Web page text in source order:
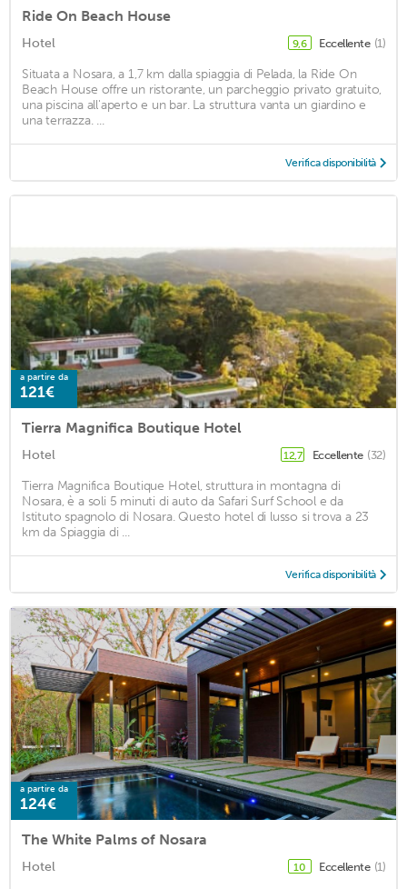
Ride On Beach House
Hotel 9,6 Eccellente (1)
Situata a Nosara, a 1,7 km dalla spiaggia di Pelada, la Ride On
Beach House offre un ristorante, un parcheggio privato gratuito,
una piscina all'aperto e un bar. La struttura vanta un giardino e
una terrazza. ...
Verifica disponibilità
a partire da
121€
Tierra Magnifica Boutique Hotel
Hotel 12,7 Eccellente (32)
Tierra Magnifica Boutique Hotel, struttura in montagna di
Nosara, è a soli 5 minuti di auto da Safari Surf School e da
Istituto spagnolo di Nosara. Questo hotel di lusso si trova a 23
km da Spiaggia di ...
Verifica disponibilità
a partire da
124€
The White Palms of Nosara
Hotel 10 Eccellente (1)